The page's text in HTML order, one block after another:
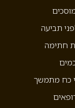
תביעה
חתימה
כח מתמשך